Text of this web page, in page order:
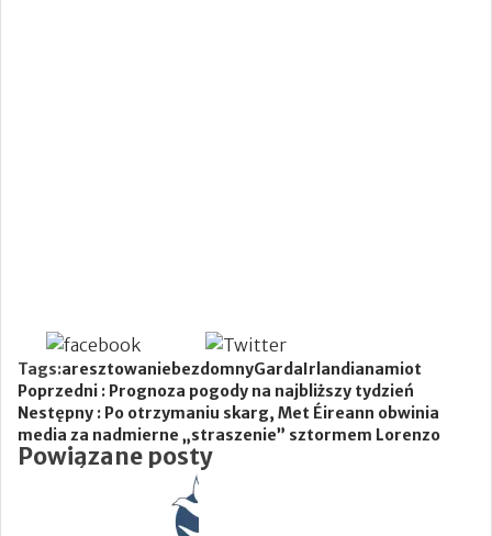
Tags:aresztowaniebezdomnyGarda Irlandianamiot
Poprzedni : Prognoza pogody na najbliższy tydzień
Nestępny : Po otrzymaniu skarg, Met Éireann obwinia
media za nadmierne „straszenie” sztormem Lorenzo
Powiązane posty